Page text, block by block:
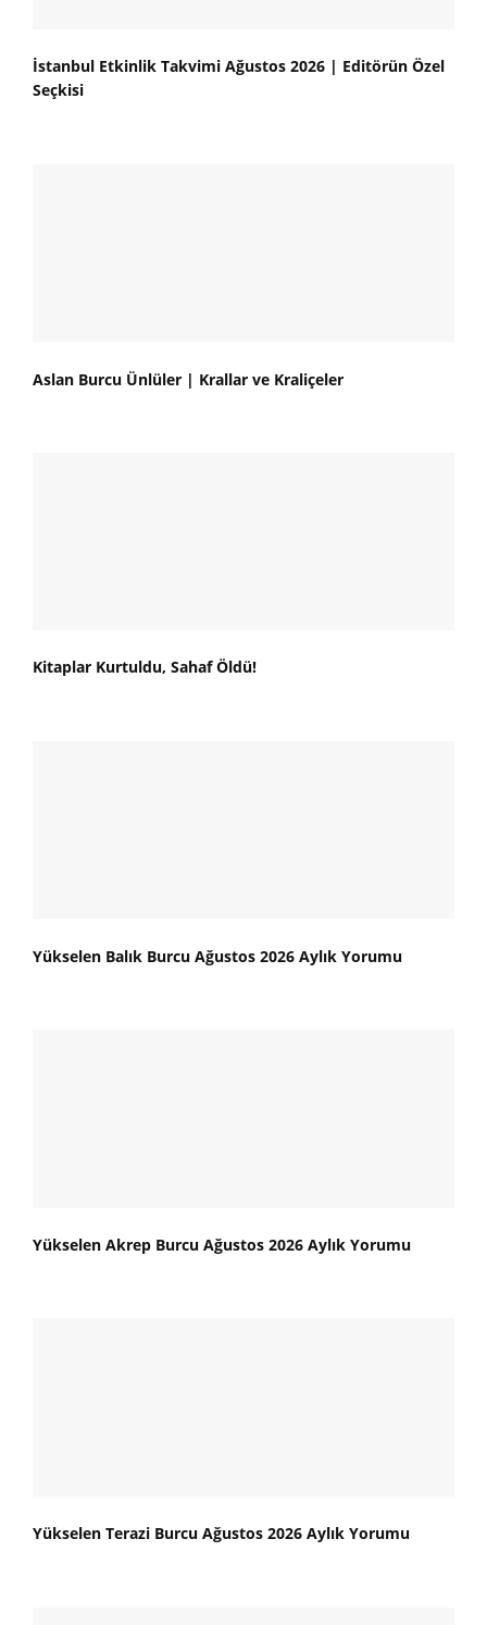
İstanbul Etkinlik Takvimi Ağustos 2026 | Editörün Özel
Seçkisi
Aslan Burcu Ünlüler | Krallar ve Kraliçeler
Kitaplar Kurtuldu, Sahaf Öldü!
Yükselen Balık Burcu Ağustos 2026 Aylık Yorumu
Yükselen Akrep Burcu Ağustos 2026 Aylık Yorumu
Yükselen Terazi Burcu Ağustos 2026 Aylık Yorumu